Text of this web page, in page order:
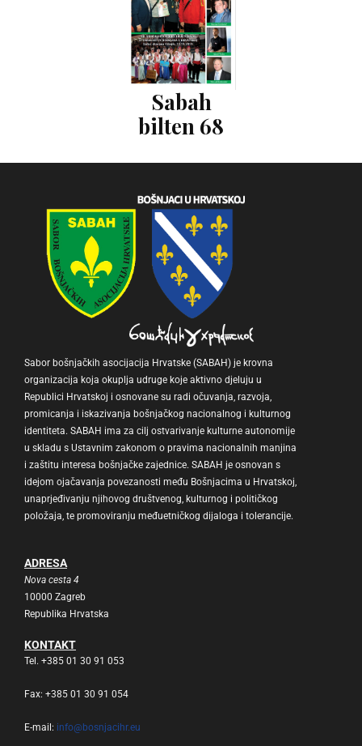
Sabah
bilten 68
Sabor bošnjačkih asocijacija Hrvatske (SABAH) je krovna
organizacija koja okuplja udruge koje aktivno djeluju u
Republici Hrvatskoj i osnovane su radi očuvanja, razvoja,
promicanja i iskazivanja bošnjačkog nacionalnog i kulturnog
identiteta. SABAH ima za cilj ostvarivanje kulturne autonomije
u skladu s Ustavnim zakonom o pravima nacionalnih manjina
i zaštitu interesa bošnjačke zajednice. SABAH je osnovan s
idejom ojačavanja povezanosti među Bošnjacima u Hrvatskoj,
unaprjeđivanju njihovog društvenog, kulturnog i političkog
položaja, te promoviranju međuetničkog dijaloga i tolerancije.
ADRESA
Nova cesta 4
10000 Zagreb
Republika Hrvatska
KONTAKT
Tel. +385 01 30 91 053
Fax: +385 01 30 91 054
E-mail: info@bosnjacihr.eu